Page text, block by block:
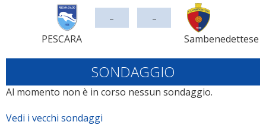
PESCARA
- -
Sambenedettese
SONDAGGIO
Al momento non è in corso nessun sondaggio.
Vedi i vecchi sondaggi